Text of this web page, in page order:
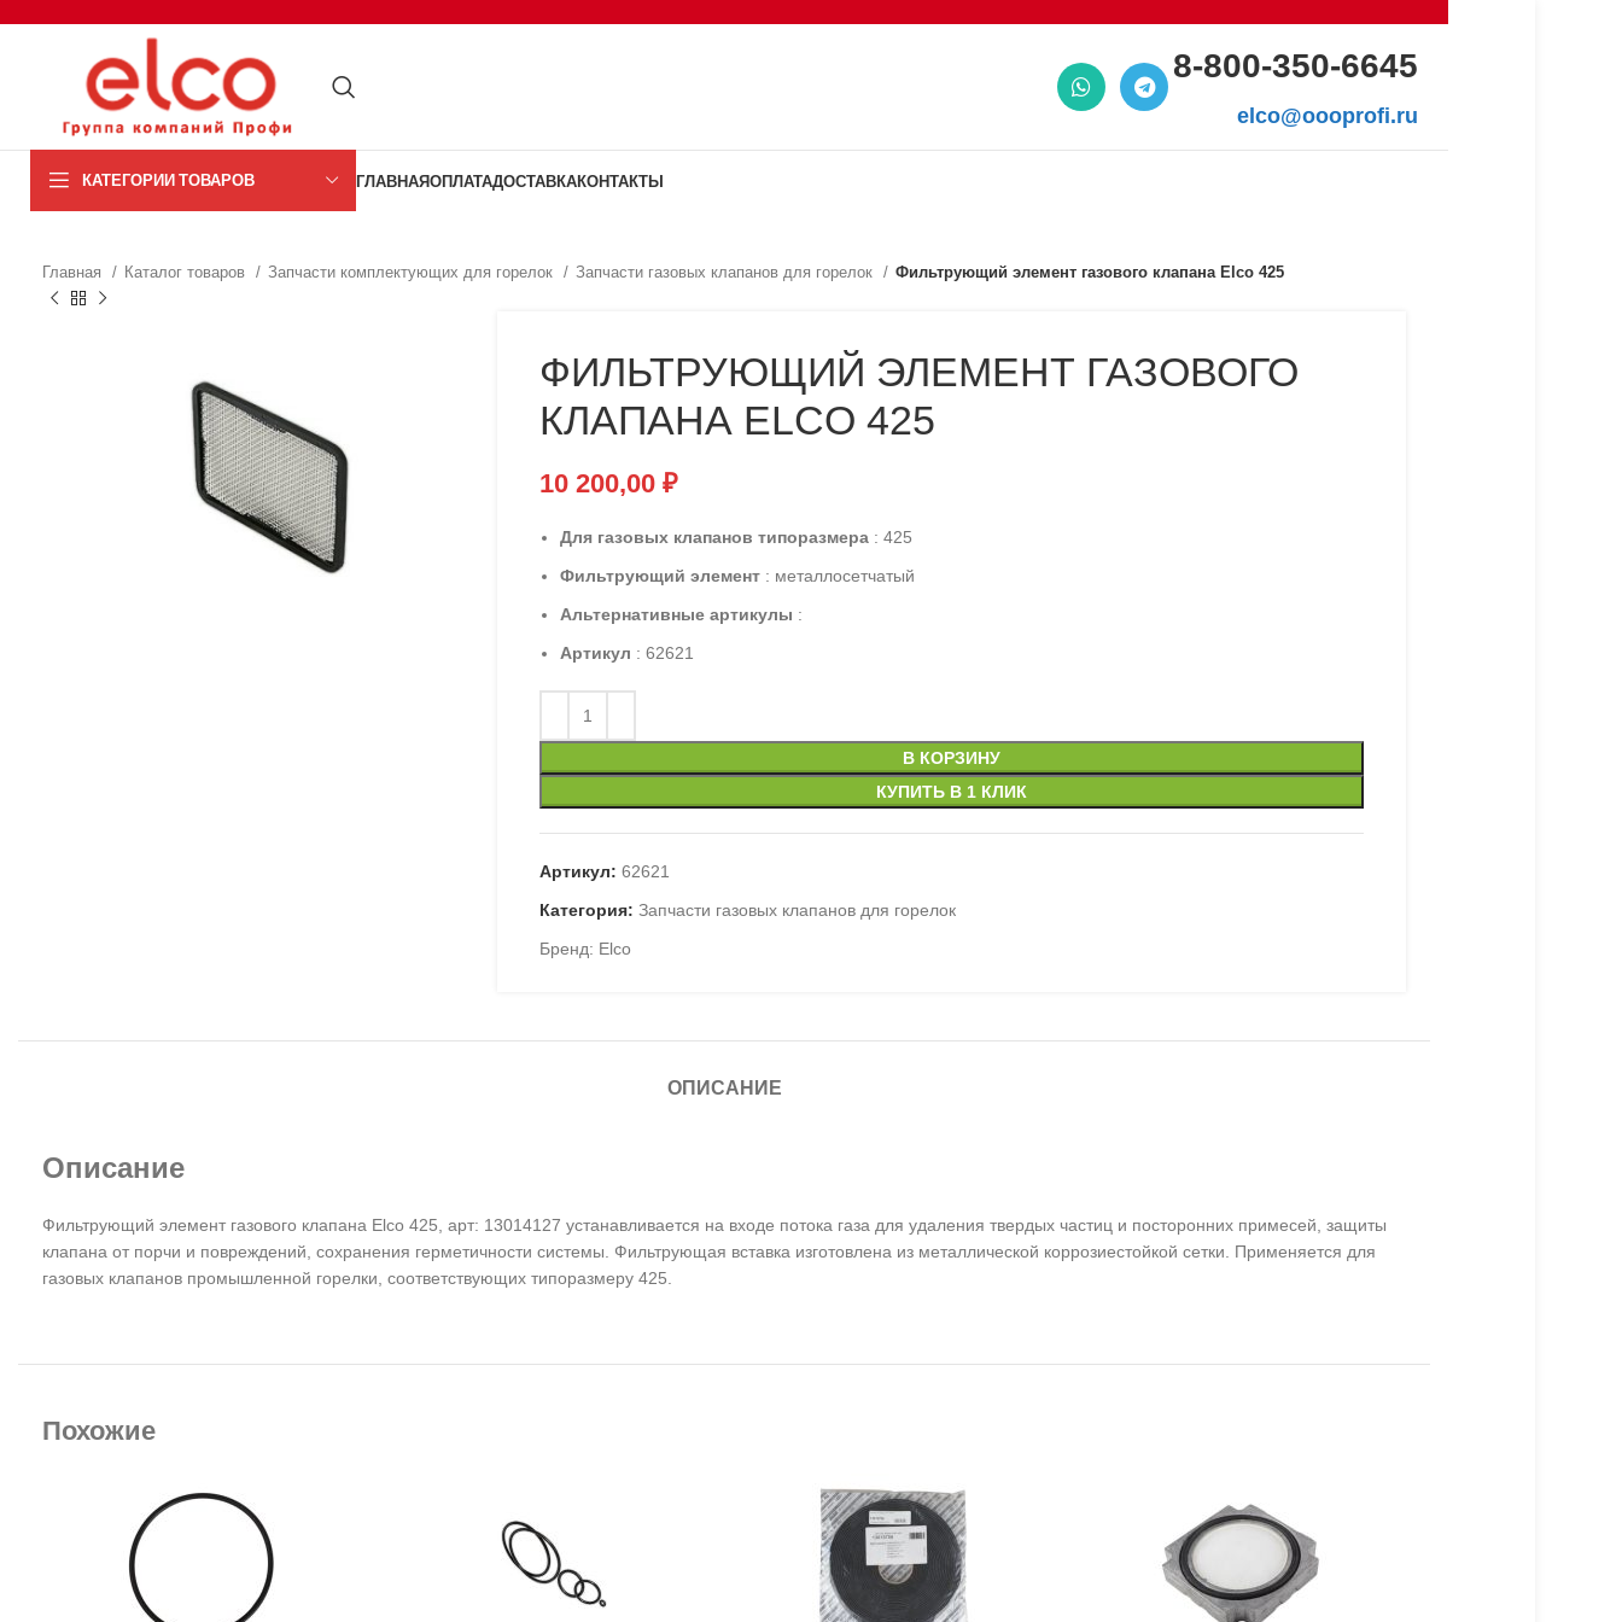
8-800-350-6645
elco@oooprofi.ru
КАТЕГОРИИ ТОВАРОВ ГЛАВНАЯОПЛАТАДОСТАВКАКОНТАКТЫ
Главная Каталог товаров Запчасти комплектующих для горелок Запчасти газовых клапанов для горелок Фильтрующий элемент газового клапана Elco 425
ФИЛЬТРУЮЩИЙ ЭЛЕМЕНТ ГАЗОВОГО
КЛАПАНА ELCO 425
10 200,00 ₽
Для газовых клапанов типоразмера: 425
Фильтрующий элемент: металлосетчатый
Альтернативные артикулы :
Артикул : 62621
В КОРЗИНУ
КУПИТЬ В 1 КЛИК
Артикул: 62621
Категория: Запчасти газовых клапанов для горелок
Бренд: Elco
ОПИСАНИЕ
Описание
Фильтрующий элемент газового клапана Elco 425, арт: 13014127 устанавливается на входе потока газа для удаления твердых частиц и посторонних примесей, защиты
клапана от порчи и повреждений, сохранения герметичности системы. Фильтрующая вставка изготовлена из металлической коррозиестойкой сетки. Применяется для
газовых клапанов промышленной горелки, соответствующих типоразмеру 425.
Похожие